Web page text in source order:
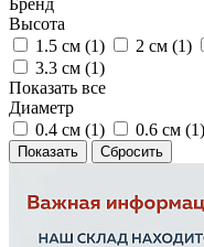
Бренд
Высота
1.5 см (1) 2 см (1)
3.3 см (1)
Показать все
Диаметр
0.4 см (1) 0.6 см (1)
Сбросить